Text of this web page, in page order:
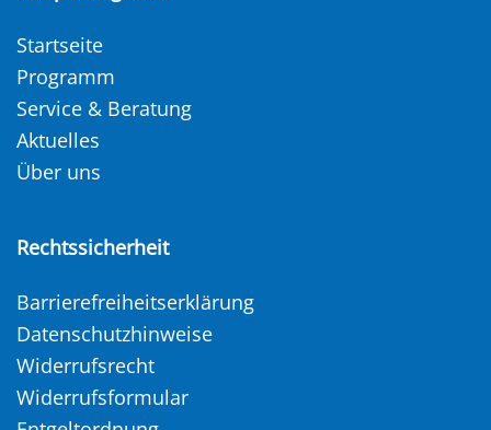
Startseite
Programm
Service & Beratung
Aktuelles
Über uns
Rechtssicherheit
Barrierefreiheitserklärung
Datenschutzhinweise
Widerrufsrecht
Widerrufsformular